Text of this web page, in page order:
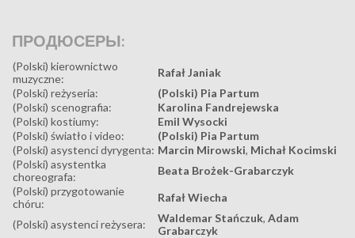
ПРОДЮСЕРЫ:
(Polski) kierownictwo
muzyczne:
Rafał Janiak
(Polski) reżyseria:
(Polski) Pia Partum
(Polski) scenografia:
Karolina Fandrejewska
(Polski) kostiumy:
Emil Wysocki
(Polski) światło i video:
(Polski) Pia Partum
(Polski) asystenci dyrygenta: Marcin Mirowski, Michał Kocimski
(Polski) asystentka
choreografa:
Beata Brożek-Grabarczyk
(Polski) przygotowanie
chóru:
Rafał Wiecha
(Polski) asystenci reżysera:
Waldemar Stańczuk, Adam
Grabarczyk